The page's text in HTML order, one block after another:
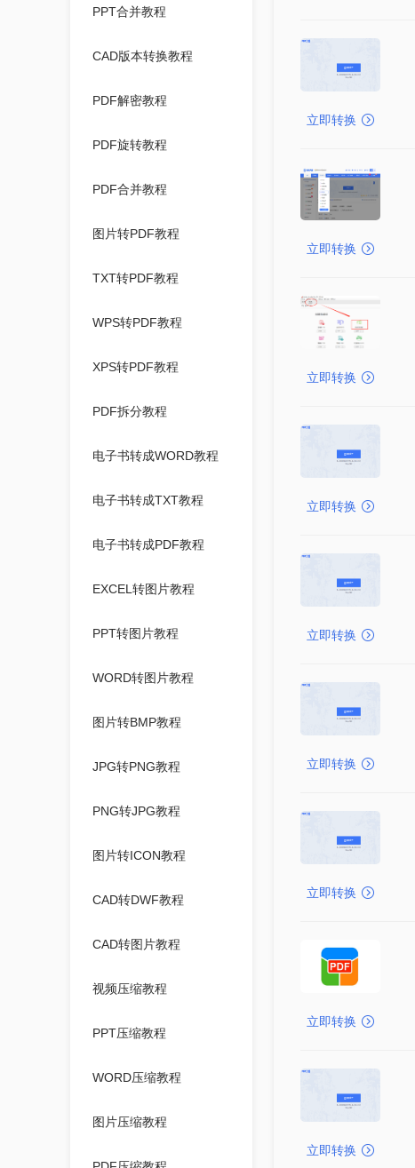
PPT合并教程
CAD版本转换教程
PDF解密教程
PDF旋转教程
PDF合并教程
图片转PDF教程
TXT转PDF教程
WPS转PDF教程
XPS转PDF教程
PDF拆分教程
电子书转成WORD教程
电子书转成TXT教程
电子书转成PDF教程
EXCEL转图片教程
PPT转图片教程
WORD转图片教程
图片转BMP教程
JPG转PNG教程
PNG转JPG教程
图片转ICON教程
CAD转DWF教程
CAD转图片教程
视频压缩教程
PPT压缩教程
WORD压缩教程
图片压缩教程
立即转换
立即转换
立即转换
立即转换
立即转换
立即转换
立即转换
立即转换
立即转换